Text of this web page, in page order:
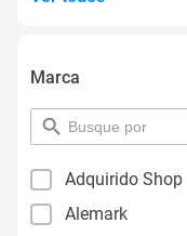
Marca
pesquisar
por
Adquirido Shop
Alemark